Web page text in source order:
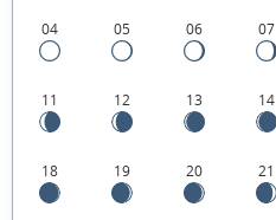
04 05 06 07
11 12 13 14
18 19 20 21